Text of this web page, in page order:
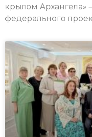
крылом
федерального